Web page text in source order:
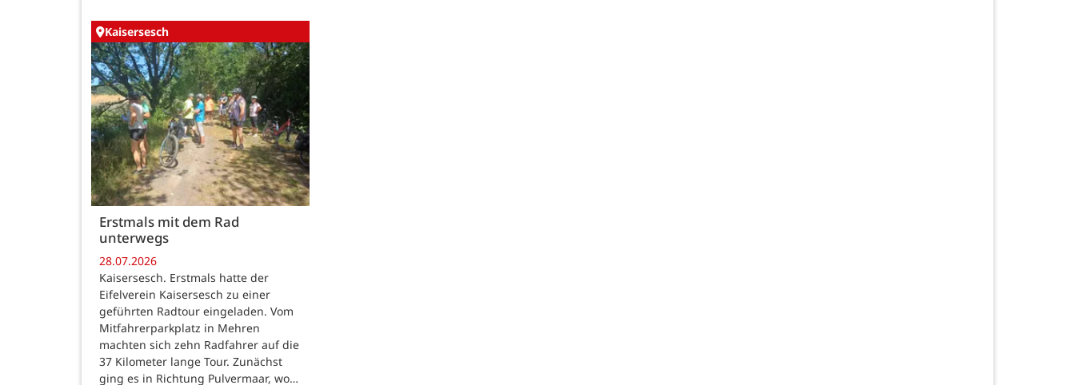
Kaisersesch
Erstmals mit dem Rad
unterwegs
28.07.2026
Kaisersesch. Erstmals hatte der
Eifelverein Kaisersesch zu einer
geführten Radtour eingeladen. Vom
Mitfahrerparkplatz in Mehren
machten sich zehn Radfahrer auf die
37 Kilometer lange Tour. Zunächst
ging es in Richtung Pulvermaar, wo…